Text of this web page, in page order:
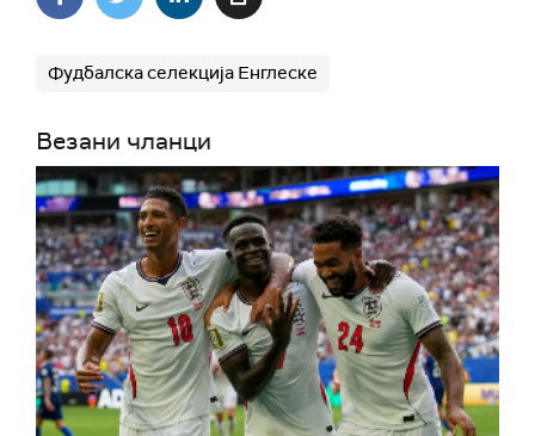
Фудбалска селекција Енглеске
Везани чланци